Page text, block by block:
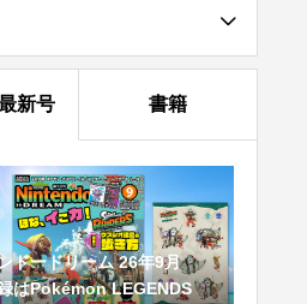
新号 書籍
ドードリーム 26年9月
はPokémon LEGENDS